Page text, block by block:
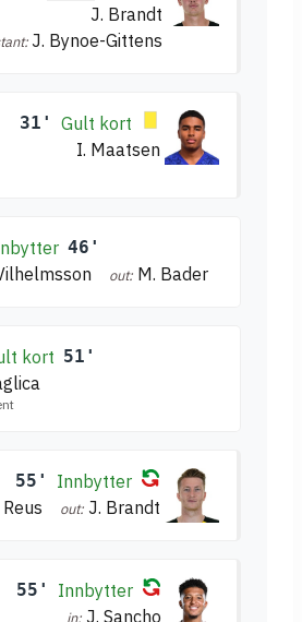
J. Brandt
J. Bynoe-Gittens
31'
Gult kort
I. Maatsen
46'
out: M. Bader
kort 51'
55' Innbytter
Reus out: J. Brandt
55' Innbytter
in: J. Sancho